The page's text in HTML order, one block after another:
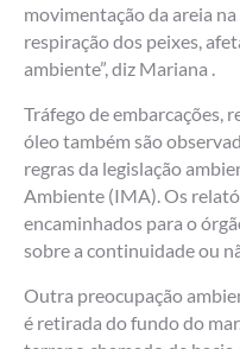
movimentação da areia
respiração dos peixes,
ambiente”, diz Mariana .
Tráfego de embarcações,
óleo também são
regras da legislação
Ambiente (IMA). Os
encaminhados para o
sobre a continuidade ou
Outra preocupação
é retirada do fundo do